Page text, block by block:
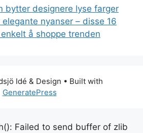
bytter designere lyse farger
nyanser – disse 16
å shoppe trenden
Idé & Design • Built with
GeneratePress
Failed to send buffer of zlib